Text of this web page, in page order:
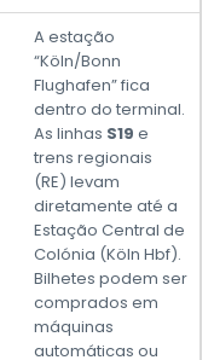
A estação
“Köln/Bonn
Flughafen” fica
dentro do terminal.
As linhas S19 e
trens regionais
(RE) levam
diretamente até a
Estação Central de
Colónia (Köln Hbf).
Bilhetes podem ser
comprados em
máquinas
automáticas ou